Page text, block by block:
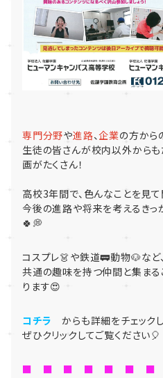
専門分野や進路、企業の方から
生徒の皆さんが校内以外から
画がたくさん！
高校3年間で、色んなことを見
今後の進路や将来を考えるき
🍀💭
コスプレ👗や鉄道🚃動物🐶など、
共通の趣味を持つ仲間と集まる
ります😍
コチラ からも詳細をチェック
ぜひクリックしてご覧ください🎈
■ ■ ■ ■ ■ ■ ■